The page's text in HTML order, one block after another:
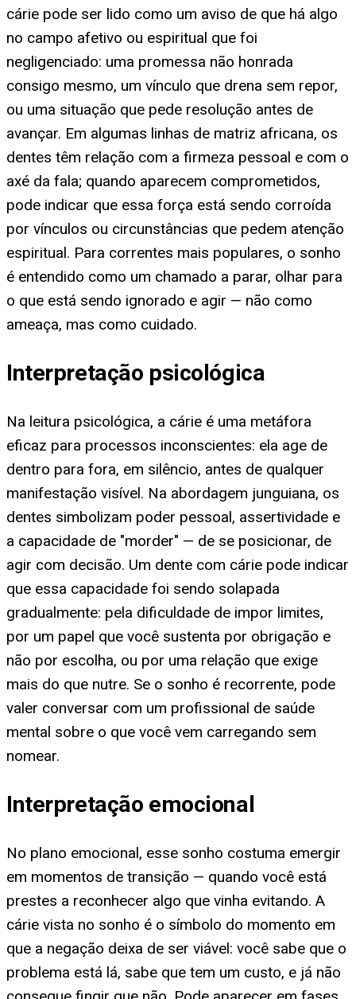
cárie pode ser lido como um aviso de que há algo
no campo afetivo ou espiritual que foi
negligenciado: uma promessa não honrada
consigo mesmo, um vínculo que drena sem repor,
ou uma situação que pede resolução antes de
avançar. Em algumas linhas de matriz africana, os
dentes têm relação com a firmeza pessoal e com o
axé da fala; quando aparecem comprometidos,
pode indicar que essa força está sendo corroída
por vínculos ou circunstâncias que pedem atenção
espiritual. Para correntes mais populares, o sonho
é entendido como um chamado a parar, olhar para
o que está sendo ignorado e agir — não como
ameaça, mas como cuidado.
Interpretação psicológica
Na leitura psicológica, a cárie é uma metáfora
eficaz para processos inconscientes: ela age de
dentro para fora, em silêncio, antes de qualquer
manifestação visível. Na abordagem junguiana, os
dentes simbolizam poder pessoal, assertividade e
a capacidade de "morder" — de se posicionar, de
agir com decisão. Um dente com cárie pode indicar
que essa capacidade foi sendo solapada
gradualmente: pela dificuldade de impor limites,
por um papel que você sustenta por obrigação e
não por escolha, ou por uma relação que exige
mais do que nutre. Se o sonho é recorrente, pode
valer conversar com um profissional de saúde
mental sobre o que você vem carregando sem
nomear.
Interpretação emocional
No plano emocional, esse sonho costuma emergir
em momentos de transição — quando você está
prestes a reconhecer algo que vinha evitando. A
cárie vista no sonho é o símbolo do momento em
que a negação deixa de ser viável: você sabe que o
problema está lá, sabe que tem um custo, e já não